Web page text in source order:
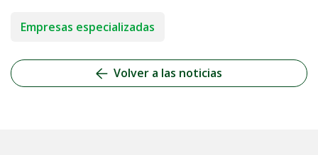
Empresas especializadas
Volver a las noticias